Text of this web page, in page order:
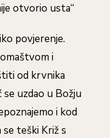
otvorio usta“
povjerenje.
i
od krvnika
uzdao u Božju
i kod
se teški Križ s